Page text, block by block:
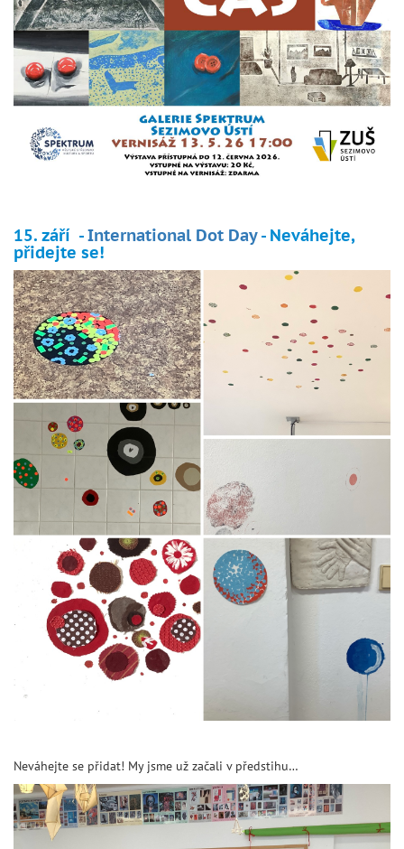
15. září -International Dot Day- Neváhejte,
přidejte se!
Neváhejte se přidat! My jsme už začali v předstihu…